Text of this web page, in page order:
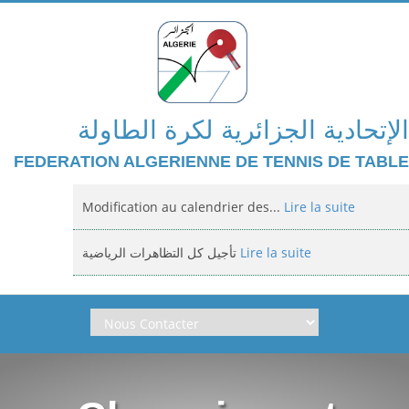
الإتحادية الجزائرية لكرة الطاولة
FEDERATION ALGERIENNE DE TENNIS DE TABLE
Modification au calendrier des... Lire la suite
تأجيل كل التظاهرات الرياضية Lire la suite
Domiciliation des compétitions...Lire la suite